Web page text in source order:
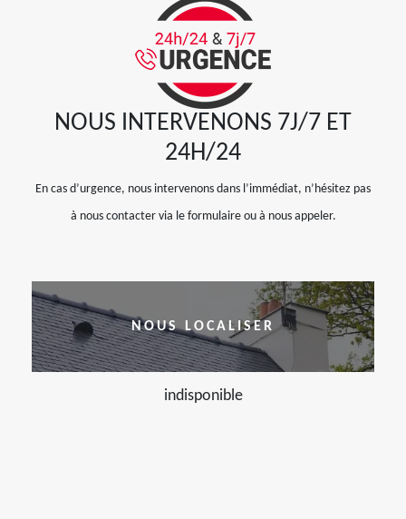
NOUS INTERVENONS 7J/7 ET
24H/24
En cas d’urgence, nous intervenons dans l’immédiat, n’hésitez pas
à nous contacter via le formulaire ou à nous appeler.
NOUS LOCALISER
indisponible